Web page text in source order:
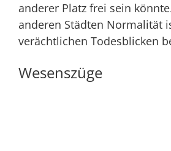
anderer Platz frei sein
anderen Städten Normalität
verächtlichen Todesblicken
Wesenszüge